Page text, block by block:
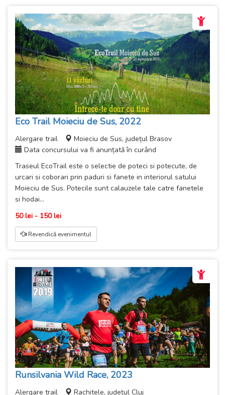
Eco Trail Moieciu de Sus, 2022
Alergare trail
Moieciu de Sus, județul Brasov
Data concursului va fi anunțată în curând
Traseul EcoTrail este o selectie de poteci si potecute, de
urcari si coborari prin paduri si fanete in interiorul satului
Moieciu de Sus. Potecile sunt calauzele tale catre fanetele
si hodai...
50 lei - 150 lei
Revendică evenimentul
Runsilvania Wild Race, 2023
Alergare trail Rachitele, județul Cluj